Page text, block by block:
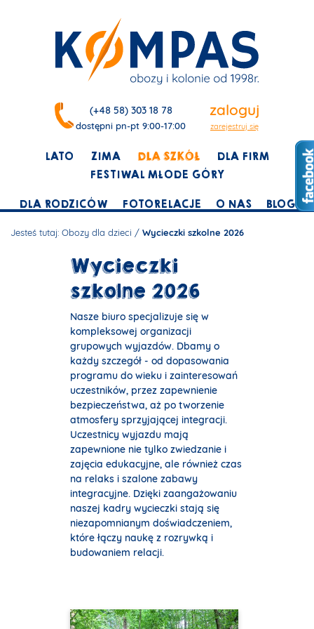
(+48 58) 303 18 78
dostępni pn-pt 9:00-17:00
zaloguj
zarejestruj się
LATO ZIMA DLA SZKÓŁ
DLA FIRM
FESTIWAL MŁODE GÓRY
DLA RODZICÓW
FOTORELACJE O NAS BLOG
Jesteś tutaj: Obozy dla dzieci / Wycieczki szkolne 2026
Wycieczki
szkolne 2026
Nasze biuro specjalizuje się w
kompleksowej organizacji
grupowych wyjazdów. Dbamy o
każdy szczegół - od dopasowania
programu do wieku i zainteresowań
uczestników, przez zapewnienie
bezpieczeństwa, aż po tworzenie
atmosfery sprzyjającej integracji.
Uczestnicy wyjazdu mają
zapewnione nie tylko zwiedzanie i
zajęcia edukacyjne, ale również czas
na relaks i szalone zabawy
integracyjne. Dzięki zaangażowaniu
naszej kadry wycieczki stają się
niezapomnianym doświadczeniem,
które łączy naukę z rozrywką i
budowaniem relacji.